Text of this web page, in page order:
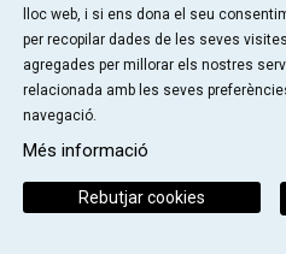
lloc web, i si ens dona el seu
per recopilar dades de les seves
agregades per millorar els nostres
relacionada amb les seves
navegació.
Més informació
Rebutjar cookies